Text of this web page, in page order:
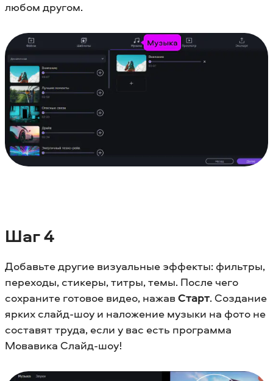
любом другом.
Шаг 4
Добавьте другие визуальные эффекты: фильтры,
переходы, стикеры, титры, темы. После чего
сохраните готовое видео, нажав Старт. Создание
ярких слайд-шоу и наложение музыки на фото не
составят труда, если у вас есть программа
Мовавика Слайд-шоу!